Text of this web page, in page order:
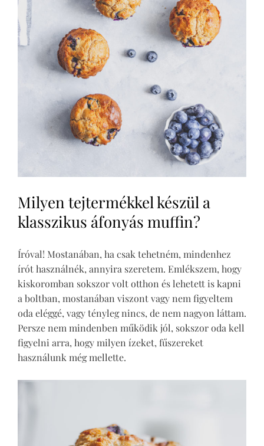
Milyen tejtermékkel készül a
klasszikus áfonyás muffin?
Íróval! Mostanában, ha csak tehetném, mindenhez
írót használnék, annyira szeretem. Emlékszem, hogy
kiskoromban sokszor volt otthon és lehetett is kapni
a boltban, mostanában viszont vagy nem figyeltem
oda eléggé, vagy tényleg nincs, de nem nagyon láttam.
Persze nem mindenben működik jól, sokszor oda kell
figyelni arra, hogy milyen ízeket, fűszereket
használunk még mellette.